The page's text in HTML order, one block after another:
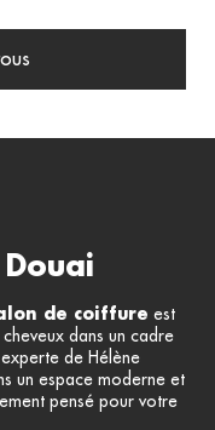
de coiffure est
dans un cadre
de Hélène
un espace moderne et
pensé pour votre